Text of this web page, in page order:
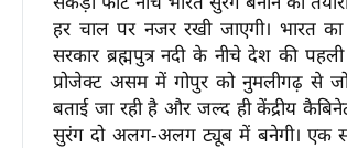
हर चाल पर नजर रखी जाएगी। भारत
सरकार ब्रह्मपुत्र नदी के नीचे देश की
प्रोजेक्ट असम में गोपुर को नुमलीगढ़ से
बताई जा रही है और जल्द ही केंद्रीय
सुरंग दो अलग-अलग ट्यूब में बनेगी। एक